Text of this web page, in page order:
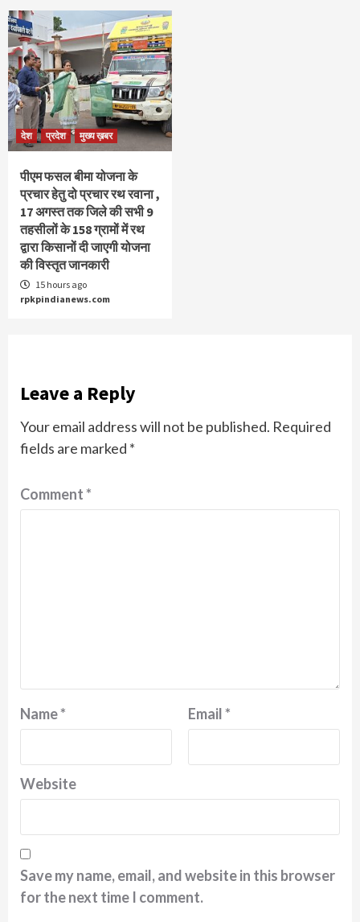
देश प्रदेश मुख्य ख़बर
पीएम फसल बीमा योजना के
प्रचार हेतु दो प्रचार रथ रवाना ,
17 अगस्त तक जिले की सभी 9
तहसीलों के 158 ग्रामों में रथ
द्वारा किसानों दी जाएगी योजना
की विस्तृत जानकारी
15 hours ago
rpkpindianews.com
Leave a Reply
Your email address will not be published. Required
fields are marked *
Comment*
Name* Email*
Website
Save my name, email, and website in this browser
for the next time I comment.